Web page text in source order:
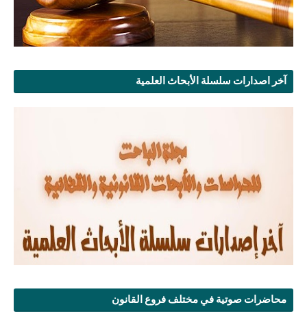
آخر اصدارات سلسلة الأبحاث العلمية
محاضرات صوتية في مختلف فروع القانون